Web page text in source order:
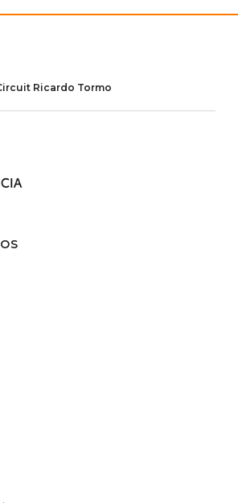
Ricardo Tormo